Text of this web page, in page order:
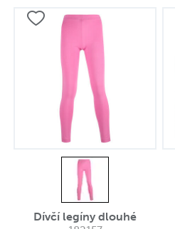
Dívčí legíny dlouhé